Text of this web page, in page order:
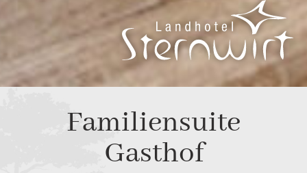
Familiensuite
Gasthof